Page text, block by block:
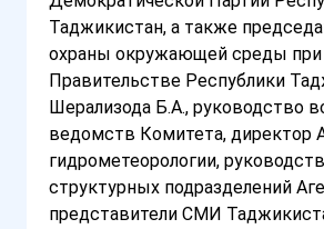
Таджикистан, а также
охраны окружающей среды при
Правительстве Республики
Шерализода Б.А., руководство
ведомств Комитета, директор
гидрометеорологии,
структурных подразделений
представители СМИ